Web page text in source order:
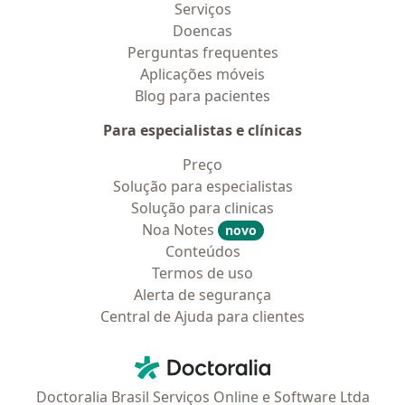
Serviços
Doencas
Perguntas frequentes
Aplicações móveis
Blog para pacientes
Para especialistas e clínicas
Preço
Solução para especialistas
Solução para clinicas
Noa Notes
novo
Conteúdos
Termos de uso
Alerta de segurança
Central de Ajuda para clientes
Doctoralia - Homepage
Doctoralia Brasil Serviços Online e Software Ltda